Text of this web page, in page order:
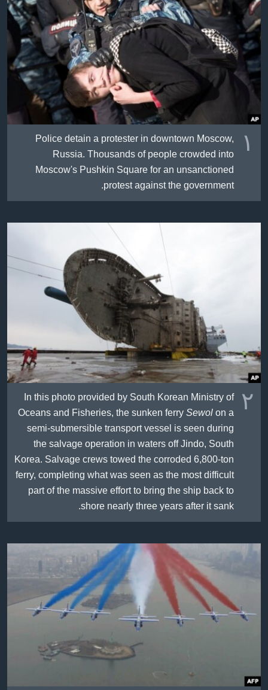
ژیان لە فەرهەنگدا
Learning English
FOLLOW US
١
Police detain a protester in downtown Moscow,
Russia. Thousands of people crowded into
Moscow's Pushkin Square for an unsanctioned
protest against the government.
٢ In this photo provided by South Korean Ministry of
Oceans and Fisheries, the sunken ferrySewolon a
semi-submersible transport vessel is seen during
the salvage operation in waters off Jindo, South
Korea. Salvage crews towed the corroded 6,800-ton
ferry, completing what was seen as the most difficult
part of the massive effort to bring the ship back to
shore nearly three years after it sank.